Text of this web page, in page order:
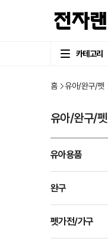
카테고리
홈 유아/완구/펫
유아/완구/펫
유아용품
완구
펫가전/가구